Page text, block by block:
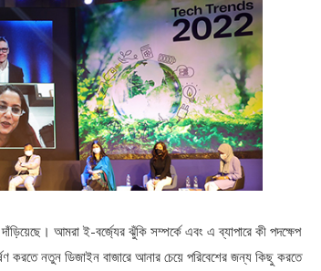
আমরা ই-বর্জ্যের ঝুঁকি সম্পর্কে এবং এ ব্যাপারে কী পদক্ষেপ
করতে নতুন ডিজাইন বাজারে আনার চেয়ে পরিবেশের জন্য কিছু করতে